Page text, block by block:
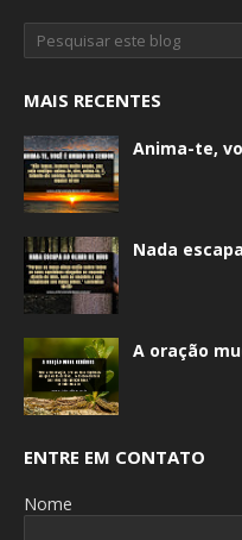
MAIS RECENTES
Anima-te,
Nada
A oração
ENTRE EM CONTATO
Nome